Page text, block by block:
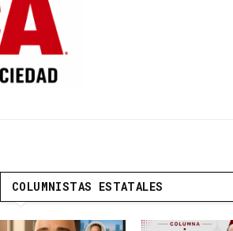
COLUMNISTAS ESTATALES